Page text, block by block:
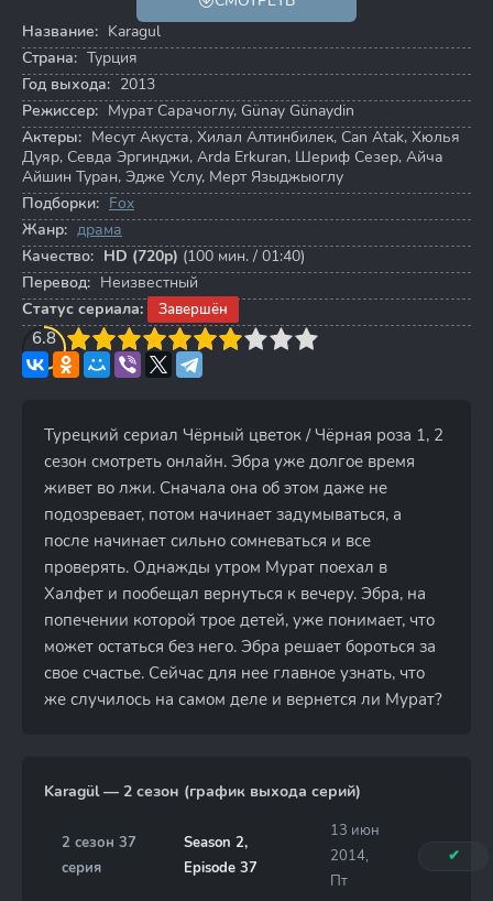
Название: Karagul
Страна: Турция
Год выхода: 2013
Режиссер: Мурат Сарачоглу, Günay Günaydin
Актеры: Месут Акуста, Хилал Алтинбилек, Can Atak, Хюлья
Дуяр, Севда Эргинджи, Arda Erkuran, Шериф Сезер, Айча
Айшин Туран, Эдже Услу, Мерт Языджыоглу
Подборки: Fox
Жанр: драма
Качество: HD (720p) (100 мин. / 01:40)
Перевод: Неизвестный
Статус сериала:
Завершён
6.8
4 5 6 7 8 9 10
Турецкий сериал Чёрный цветок / Чёрная роза 1, 2
сезон смотреть онлайн. Эбра уже долгое время
живет во лжи. Сначала она об этом даже не
подозревает, потом начинает задумываться, а
после начинает сильно сомневаться и все
проверять. Однажды утром Мурат поехал в
Халфет и пообещал вернуться к вечеру. Эбра, на
попечении которой трое детей, уже понимает, что
может остаться без него. Эбра решает бороться за
свое счастье. Сейчас для нее главное узнать, что
же случилось на самом деле и вернется ли Мурат?
Karagül — 2 сезон (график выхода серий)
2 сезон 37
серия
Season 2,
Episode 37
13 июн
2014,
Пт
✔